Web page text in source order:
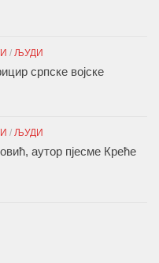
/ ЉУДИ
српске војске
/ ЉУДИ
аутор пјесме Креће